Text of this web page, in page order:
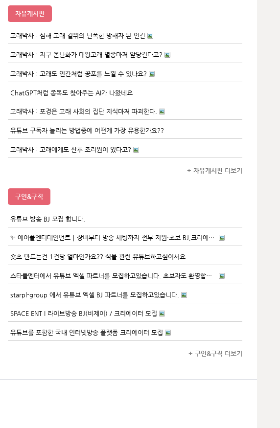
자유게시판
고래박사 : 심해 고래 길위의 난폭한 방해자 된 인간
고래박사 : 지구 온난화가 대왕고래 멸종마저 앞당긴다고?
고래박사 : 고래도 인간처럼 공포를 느낄 수 있나요?
ChatGPT처럼 종목도 찾아주는 AI가 나왔네요
고래박사 : 포경은 고래 사회의 집단 지식마저 파괴한다.
유튜브 구독자 늘리는 방법중에 어떤게 가장 유용한가요??
고래박사 : 고래에게도 산후 조리원이 있다고?
+ 자유게시판 더보기
구인&구직
유튜브 방송 BJ 모집 합니다.
✨ 에이플엔터테인먼트｜장비부터 방송 세팅까지 전부 지원·초보 BJ,크리에이터 모집 중 ✨
숏츠 만드는건 1건당 얼마인가요?? 식물 관련 유튜브하고싶어서요
스타플엔터에서 유튜브 엑셀 파트너를 모집하고있습니다. 초보자도 환영합니다
starpl-group 에서 유튜브 엑셀 BJ 파트너를 모집하고있습니다.
SPACE ENT I 라이브방송 BJ(비제이) / 크리에이터 모집
유튜브를 포함한 국내 인터넷방송 플랫폼 크리에이터 모집
+ 구인&구직 더보기